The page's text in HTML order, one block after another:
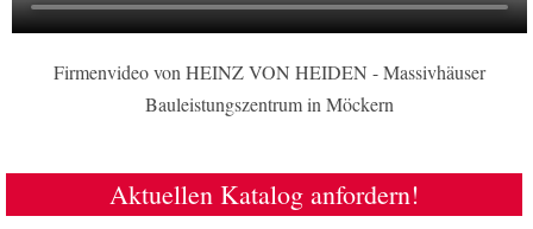
Firmenvideo von HEINZ VON HEIDEN - Massivhäuser
Bauleistungszentrum in Möckern
Aktuellen Katalog anfordern!